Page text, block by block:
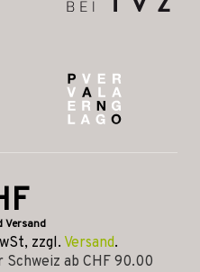
Versand
zzgl. Versand.
ab CHF 90.00